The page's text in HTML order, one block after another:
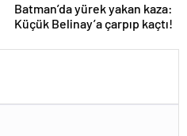
Batman’da yürek yakan kaza:
Küçük Belinay’a çarpıp kaçtı!